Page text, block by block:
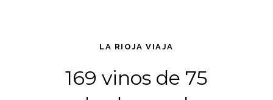
LA RIOJA VIAJA
169 vinos de 75